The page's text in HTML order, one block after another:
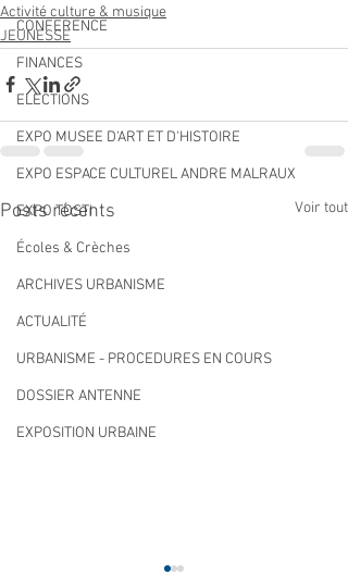
CONFERENCE
FINANCES
ELECTIONS
EXPO MUSEE D'ART ET D'HISTOIRE
EXPO ESPACE CULTUREL ANDRE MALRAUX
EXPO TOSTI
Écoles & Crèches
ARCHIVES URBANISME
ACTUALITÉ
URBANISME - PROCEDURES EN COURS
DOSSIER ANTENNE
EXPOSITION URBAINE
Activité culture & musique
JEUNESSE
Posts récents Voir tout